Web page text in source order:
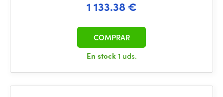
1 133.38 €
En stock1 uds.
COMPRAR